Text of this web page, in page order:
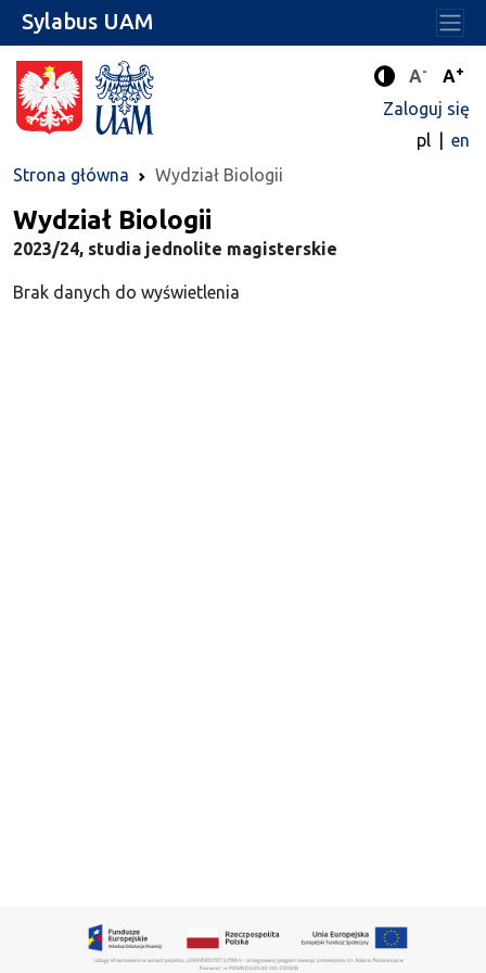
Tryb
A- A+
Zaloguj się
pl
en
Strona główna
Wydział Biologii
Sylabus UAM
Wydział Biologii
2023/24, studia jednolite magisterskie
Brak danych do wyświetlenia